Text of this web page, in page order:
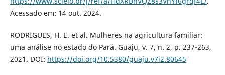
Acessado em: 14 out. 2024.
RODRIGUES, H. E. et al. Mulheres na agricultura familiar:
uma análise no estado do Pará. Guaju, v. 7, n. 2, p. 237-263,
2021. DOI: https://doi.org/10.5380/guaju.v7i2.80645